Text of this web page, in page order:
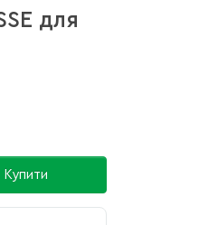
для
Купити